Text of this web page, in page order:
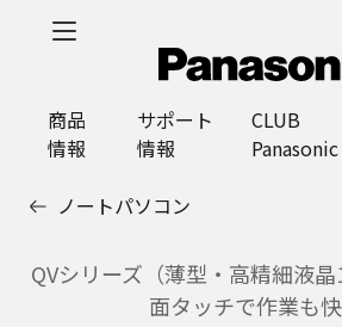
商品
情報
サポート
情報
CLUB
Panasonic
ノートパソコン
QVシリーズ（薄型・高精細
面タッチで作業も快